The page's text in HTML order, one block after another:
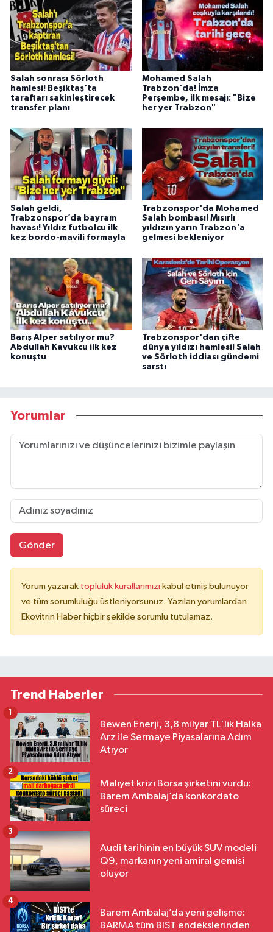
Salah sonrası Sörloth
hamlesi! Beşiktaş'ta
taraftarı sakinleştirecek
transfer planı
Mohamed Salah
Trabzon'da! İmza
Perşembe, ilk mesajı: "Bize
her yer Trabzon"
Salah geldi,
Trabzonspor’da bayram
havası! Yıldız futbolcu ilk
kez bordo-mavili formayla
Trabzonspor'da Mohamed
Salah bombası! Mısırlı
yıldızın yarın Trabzon'a
gelmesi bekleniyor
Barış Alper satılıyor mu?
Abdullah Kavukcu ilk kez
konuştu
Trabzonspor'dan çifte
dünya yıldızı hamlesi! Salah
ve Sörloth iddiası gündemi
sarstı
Yorumlar
Gönder
Yorum yazarak topluluk kurallarımızı kabul etmiş bulunuyor
ve tüm sorumluluğu üstleniyorsunuz. Yazılan yorumlardan
Ekovitrin Haber hiçbir şekilde sorumlu tutulamaz.
Trend Haberler
Bewen Enerji, 3,8 milyar TL'lik Halka
Arz ile Sermaye Piyasalarına Adım
Atıyor
1
Maliyet krizi Borsa şirketini vurdu:
Barem Ambalaj’da konkordato
süreci
2
Audi tarihinin en büyük SUV modeli
Q9, markanın yeni amiral gemisi
oluyor
3
Barem Ambalaj’da yeni gelişme:
BARMA tüm BIST endekslerinden
4